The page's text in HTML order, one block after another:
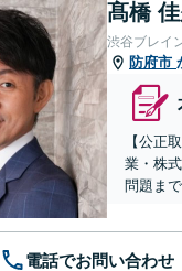
髙橋 佳
渋谷ブレイ
防府市
【公正
業・株
問題ま
電話でお問い合わせ